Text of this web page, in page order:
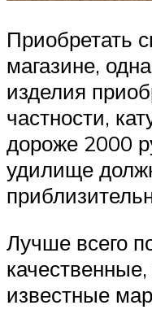
Приобретать
магазине,
изделия
частности,
дороже 2000
удилище
Лучше всего
известные